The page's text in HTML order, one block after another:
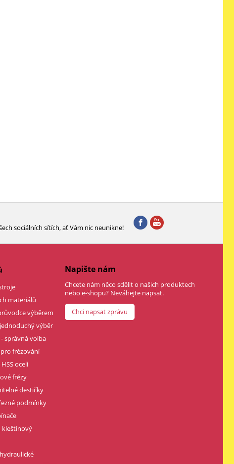
sociálních sítích, ať Vám nic neunikne!
materiálů
výběrem
výběr
správná volba
frézování
oceli
frézy
destičky
podmínky
kleštinový
Napište nám
Chcete nám něco sdělit o našich produktech
nebo e-shopu? Neváhejte napsat.
Chci napsat zprávu